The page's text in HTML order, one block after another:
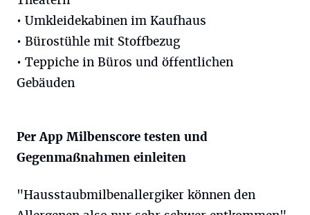
• Umkleidekabinen im Kaufhaus
• Bürostühle mit Stoffbezug
• Teppiche in Büros und öffentlichen
Gebäuden
Per App Milbenscore testen und
Gegenmaßnahmen einleiten
"Hausstaubmilbenallergiker können den